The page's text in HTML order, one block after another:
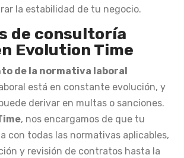
la estabilidad de tu negocio.
de consultoría
Evolution Time
de la normativa laboral
está en constante evolución, y
derivar en multas o sanciones.
, nos encargamos de que tu
con todas las normativas aplicables,
y revisión de contratos hasta la